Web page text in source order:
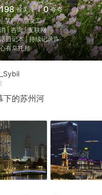
198 被关注 0 夸夸
某厂产品女工
| 咨询 | 互联网
日记本 | 持续记录📝
有乌托邦
下的苏州河